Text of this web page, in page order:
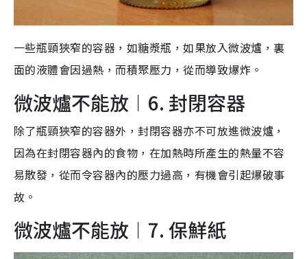
一些瓶頸狹窄的容器，如糖漿瓶，如果放入微波爐，裏
面的液體會因過熱，而積聚壓力，從而導致爆炸。
微波爐不能放︱6. 封閉容器
除了瓶頸狹窄的容器外，封閉容器亦不可放進微波爐，
因為在封閉容器內的食物，在加熱時所產生的熱量不容
易散發，從而令容器內的壓力過高，有機會引起爆破事
故。
微波爐不能放︱7. 保鮮紙